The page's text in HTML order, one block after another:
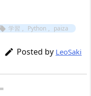
学習 , Python , paiza
 Posted by LeoSaki